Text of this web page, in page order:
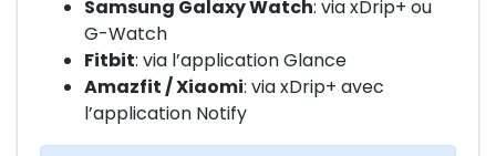
Samsung Galaxy Watch: via xDrip+ ou
G-Watch
Fitbit: via l’application Glance
Amazfit / Xiaomi: via xDrip+ avec
l’application Notify